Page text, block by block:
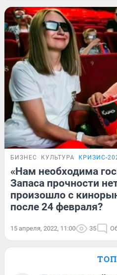
БИЗНЕС КУЛЬТУРА КРИЗИС-
«Нам необходима
Запаса прочности
произошло с
после 24 февраля?
15 апреля, 2022, 11:00 35